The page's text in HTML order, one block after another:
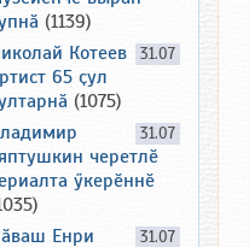
(1139)
31.07
Котеев
65 ҫул
(1075)
31.07
черетлӗ
ӳкерӗннӗ
31.07
Енри